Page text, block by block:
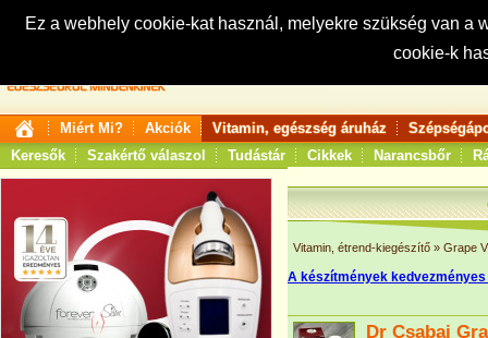
Ez a webhely cookie-kat használ, melyekre szükség van
cookie-k
Keresés:
Miért Mi? Akciók Vitamin, egészség áruház
Keresők
Szakértő válaszol Tudástár Cikkek Narancsbőr
Vitamin, étrend-kiegészítő » Grape
A készítmények
Dr Csabai